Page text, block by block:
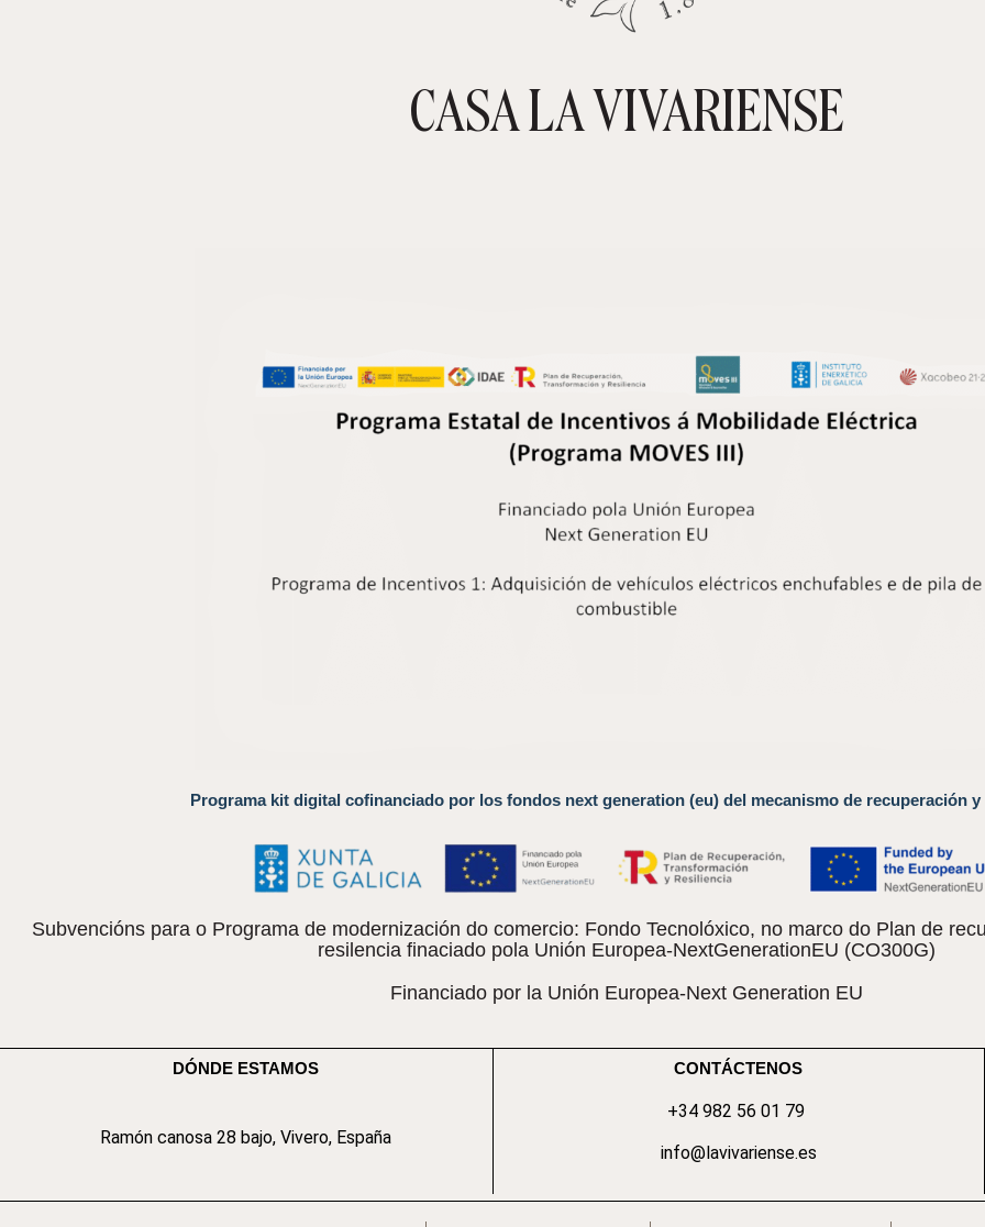
CASA LA VIVARIENSE
Programa kit digital cofinanciado por los fondos next generation (eu) del mecanismo de recuperación y
Subvencións para o Programa de modernización do comercio: Fondo Tecnolóxico, no marco do Plan de
resilencia finaciado pola Unión Europea-NextGenerationEU (CO300G)
Financiado por la Unión Europea-Next Generation EU
DÓNDE ESTAMOS
Ramón canosa 28 bajo, Vivero, España
CONTÁCTENOS
+34 982 56 01 79
info@lavivariense.es